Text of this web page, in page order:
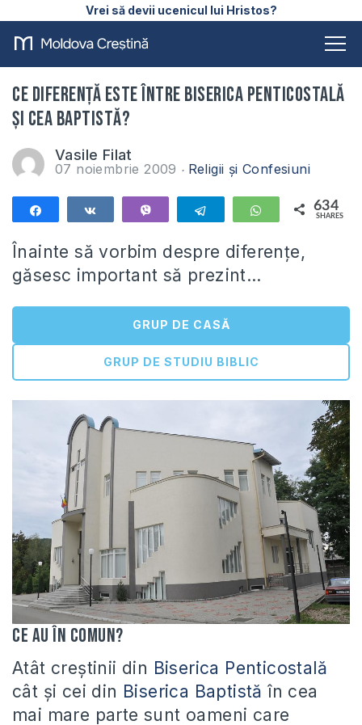
Vrei să devii ucenicul lui Hristos?
Ce diferenţă este între biserica penticostală
şi cea baptistă?
Vasile Filat
07 noiembrie 2009 Religii și Confesiuni
Telegram WhatsApp
634
SHARES
Înainte să vorbim despre diferenţe,
găsesc important să prezint…
GRUP DE CASĂ
GRUP DE STUDIU BIBLIC
Ce au în comun?
Atât creştinii din Biserica Penticostală
cât şi cei din Biserica Baptistă în cea
mai mare parte sunt oameni care